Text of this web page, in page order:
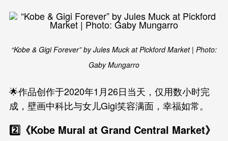
“Kobe & Gigi Forever” by Jules Muck at Pickford Market | Photo:
Gaby Mungarro
🌟作品创作于2020年1月26日当天，仅用数小时完
成，壁画中科比与女儿Gigi笑容满面，幸福如常。
2️⃣《Kobe Mural at Grand Central Market》